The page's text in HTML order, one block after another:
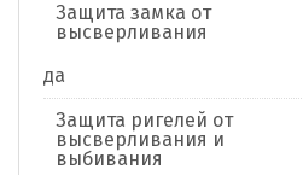
Защита замка от
высверливания
да
Защита ригелей от
высверливания и
выбивания